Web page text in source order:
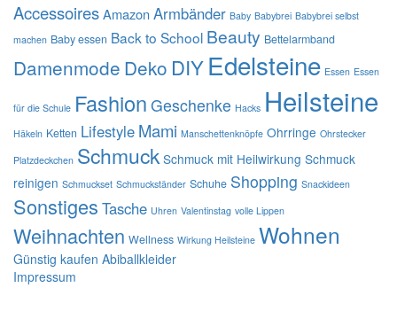
AccessoiresAmazonArmbänder Baby Babybrei Babybrei selbst
machen Baby essen Back to School Beauty Bettelarmband
Damenmode Deko DIYEdelsteine Essen Essen
für die Schule Fashion Geschenke Hacks Heilsteine
Häkeln Ketten Lifestyle Mami Manschettenknöpfe Ohrringe Ohrstecker
Platzdeckchen Schmuck Schmuck mit Heilwirkung Schmuck
reinigen Schmuckset Schmuckständer Schuhe Shopping Snackideen
Sonstiges Tasche Uhren Valentinstag volle Lippen
Weihnachten Wellness Wirkung Heilsteine Wohnen
Günstig kaufen Abiballkleider
Impressum